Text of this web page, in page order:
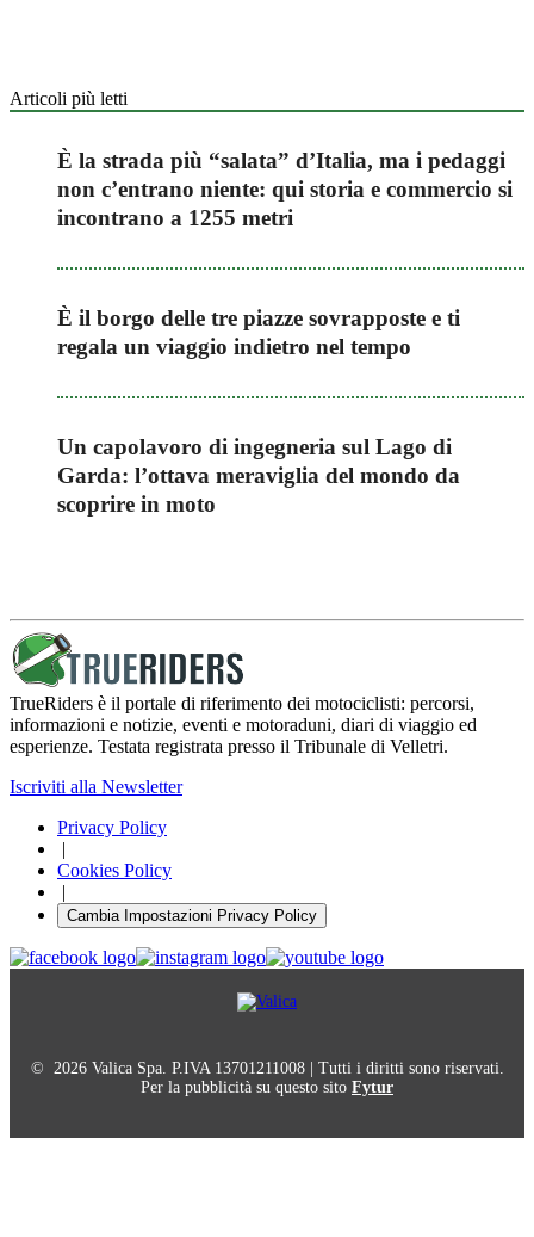
Articoli più letti
È la strada più “salata” d’Italia, ma i pedaggi
non c’entrano niente: qui storia e commercio si
incontrano a 1255 metri
È il borgo delle tre piazze sovrapposte e ti
regala un viaggio indietro nel tempo
Un capolavoro di ingegneria sul Lago di
Garda: l’ottava meraviglia del mondo da
scoprire in moto
TrueRiders è il portale di riferimento dei motociclisti: percorsi,
informazioni e notizie, eventi e motoraduni, diari di viaggio ed
esperienze. Testata registrata presso il Tribunale di Velletri.
Iscriviti alla Newsletter
Privacy Policy
|
Cookies Policy
|
Cambia Impostazioni Privacy Policy
© 2026 Valica Spa. P.IVA 13701211008 | Tutti i diritti sono riservati.
Per la pubblicità su questo sito Fytur